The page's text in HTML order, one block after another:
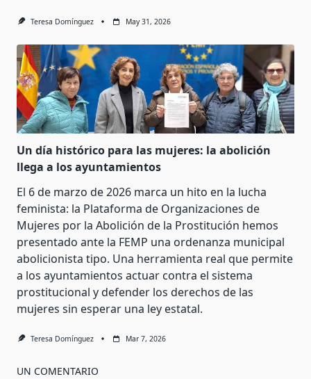
Teresa Domínguez May 31, 2026
Un día histórico para las mujeres: la abolición
llega a los ayuntamientos
El 6 de marzo de 2026 marca un hito en la lucha
feminista: la Plataforma de Organizaciones de
Mujeres por la Abolición de la Prostitución hemos
presentado ante la FEMP una ordenanza municipal
abolicionista tipo. Una herramienta real que permite
a los ayuntamientos actuar contra el sistema
prostitucional y defender los derechos de las
mujeres sin esperar una ley estatal.
Teresa Domínguez Mar 7, 2026
UN COMENTARIO